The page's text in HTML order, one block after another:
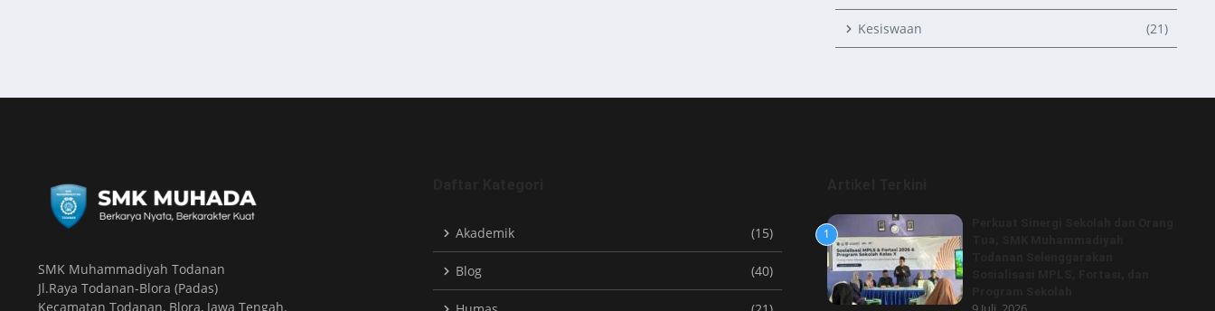
Kesiswaan (21)
SMK Muhammadiyah Todanan
Jl.Raya Todanan-Blora (Padas)
Kecamatan Todanan, Blora, Jawa Tengah.
Akademik (15)
Blog (40)
1